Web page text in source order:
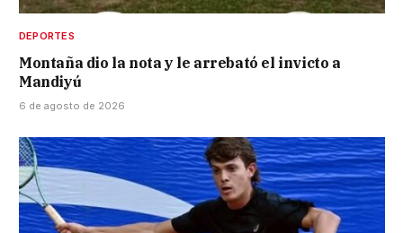
DEPORTES
Montaña dio la nota y le arrebató el invicto a
Mandiyú
6 de agosto de 2026